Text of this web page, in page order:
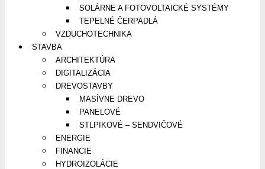
SOLÁRNE A FOTOVOLTAICKÉ SYSTÉMY
TEPELNÉ ČERPADLÁ
VZDUCHOTECHNIKA
STAVBA
ARCHITEKTÚRA
DIGITALIZÁCIA
DREVOSTAVBY
MASÍVNE DREVO
PANELOVÉ
STLPIKOVÉ – SENDVIČOVÉ
ENERGIE
FINANCIE
HYDROIZOLÁCIE